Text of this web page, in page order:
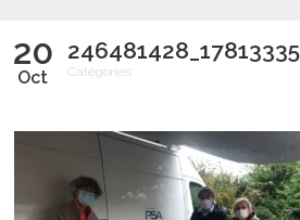
20
Oct Catégories :